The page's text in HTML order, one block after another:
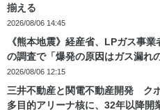
揃える
2026/08/06 14:45
《熊本地震》経産省、LPガス事
の調査で「爆発の原因はガス漏れ
2026/08/06 12:15
三井不動産と関電不動産開発 ク
多目的アリーナ核に、32年以降開